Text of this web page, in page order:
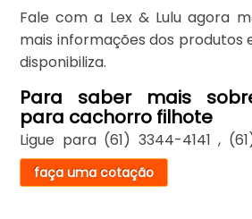
Fale com a Lex & Lulu agora
mais informações dos produtos
disponibiliza.
Para saber mais
para cachorro filhote
Ligue para (61) 3344-4141 ,
faça uma cotação